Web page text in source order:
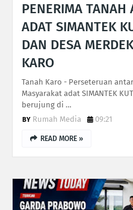
PENERIMA TANAH
ADAT SIMANTEK
DAN DESA
KARO
Tanah Karo - Perseteruan
Masyarakat adat SIMANTEK
berujung di …
Rumah Media
09:21
READ MORE »